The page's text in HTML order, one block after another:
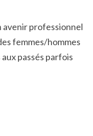
avenir professionnel
femmes/hommes
passés parfois